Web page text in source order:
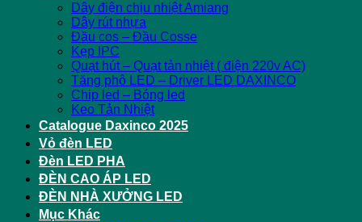
Dây điện chịu nhiệt Amiang
Dây rút nhựa
Đầu cos – Đầu Cosse
Kẹp IPC
Quạt hút – Quạt tản nhiệt ( điện 220v AC)
Tăng phô LED – Driver LED DAXINCO
Chip led – Bóng led
Keo Tản Nhiệt
Catalogue Daxinco 2025
Vỏ đèn LED
Đèn LED PHA
ĐÈN CAO ÁP LED
ĐÈN NHÀ XƯỞNG LED
Mục Khác